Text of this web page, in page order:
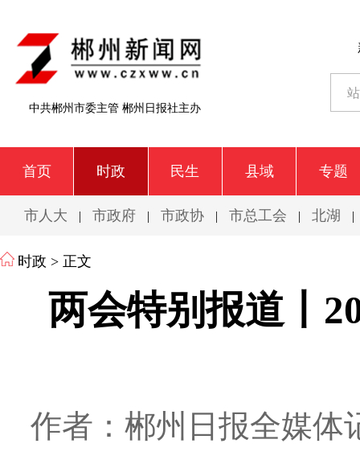
中共郴州市委主管 郴州日报社主办
首页 时政 民生 县域 专题
市人大 | 市政府 | 市政协 | 市总工会 | 北湖 |
时政 > 正文
两会特别报道丨
作者：郴州日报全媒体